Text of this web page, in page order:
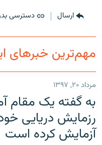
زبان‌های دیگر
ارسال دسترسی
مهم‌ترین خبرهای
مرداد ۲۰, ۱۳۹۷
به گفته یک مقام
رزمایش دریایی
آزمایش کرده است